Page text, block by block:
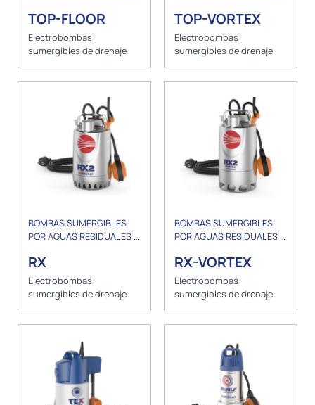
TOP-FLOOR
Electrobombas
sumergibles de drenaje
TOP-VORTEX
Electrobombas
sumergibles de drenaje
BOMBAS SUMERGIBLES
POR AGUAS RESIDUALES Y
RX
Electrobombas
sumergibles de drenaje
BOMBAS SUMERGIBLES
POR AGUAS RESIDUALES Y
RX-VORTEX
Electrobombas
sumergibles de drenaje